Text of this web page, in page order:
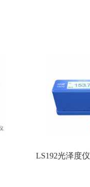
LS192光泽度仪